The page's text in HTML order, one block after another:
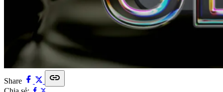
Share link